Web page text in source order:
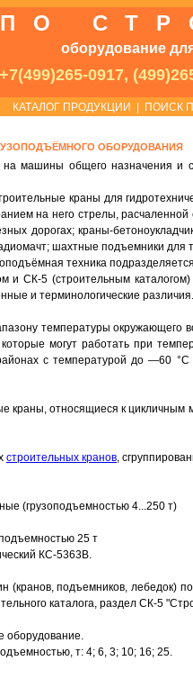
ПО
оборудование
+7(499)265-0917,
КАТАЛОГ ПРОДУКЦИИ
ПОИСК
ОБОРУДОВАНИЯ
машины общего назначения и
краны для
на него стрелы,
дорогах; краны-
шахтные подъемники для
техника
СК-5 (строительным каталогом)
и терминологические различия.
температуры окружающего
могут работать при
районах с температурой до
краны, относящиеся к
строительных кранов,
(грузоподъемностью 4...250 т)
25 т
КС-5363В.
(кранов, подъемников, лебедок)
каталога, раздел СК-5
оборудование.
т: 4; 6, 3; 10; 16; 25.